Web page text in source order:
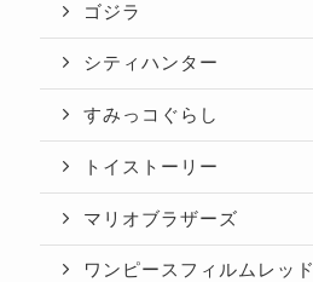
ゴジラ
シティハンター
すみっコぐらし
トイストーリー
マリオブラザーズ
ワンピースフィルムレッド